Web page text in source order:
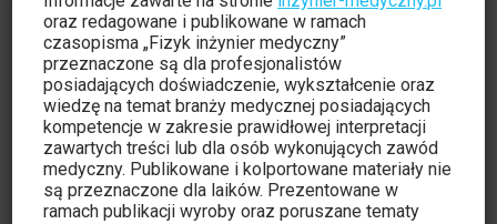
oraz redagowane i publikowane w ramach
czasopisma „Fizyk inżynier medyczny”
przeznaczone są dla profesjonalistów
posiadających doświadczenie, wykształcenie oraz
wiedzę na temat branży medycznej posiadających
kompetencje w zakresie prawidłowej interpretacji
zawartych treści lub dla osób wykonujących zawód
medyczny. Publikowane i kolportowane materiały nie
są przeznaczone dla laików. Prezentowane w
ramach publikacji wyroby oraz poruszane tematy